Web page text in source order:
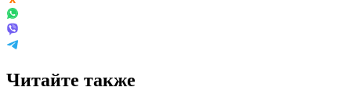
Читайте также